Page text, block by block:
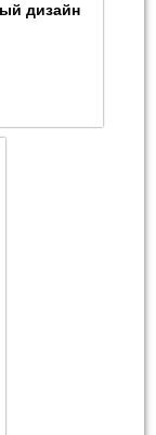
дизайн